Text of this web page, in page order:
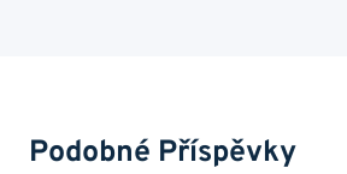
Podobné Příspěvky